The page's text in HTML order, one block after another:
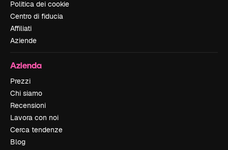
Politica dei cookie
Centro di fiducia
Affiliati
Aziende
Azienda
Prezzi
Chi siamo
Recensioni
Lavora con noi
Cerca tendenze
Blog